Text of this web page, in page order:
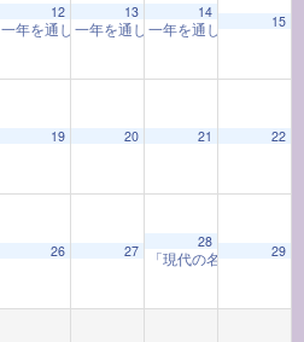
12
一年を通して学ぶ着物教室「着物と和の心」
13
一年を通して学ぶ着物教室「着物
14
一年を通して学ぶお香
15
19 20 21 22
26 27
28
「現代の名工」による
29